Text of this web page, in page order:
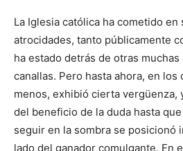
La Iglesia católica ha cometido
atrocida­des, tanto públicamente
ha estado detrás de otras
canallas. Pero hasta ahora, en
menos, ex­hibió cierta ver­güenza,
del beneficio de la duda hasta
seguir en la sombra se posicionó
lado del gana­dor comulgante. En